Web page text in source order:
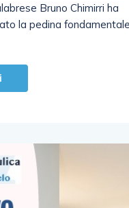
Bruno Chimirri ha
la pedina